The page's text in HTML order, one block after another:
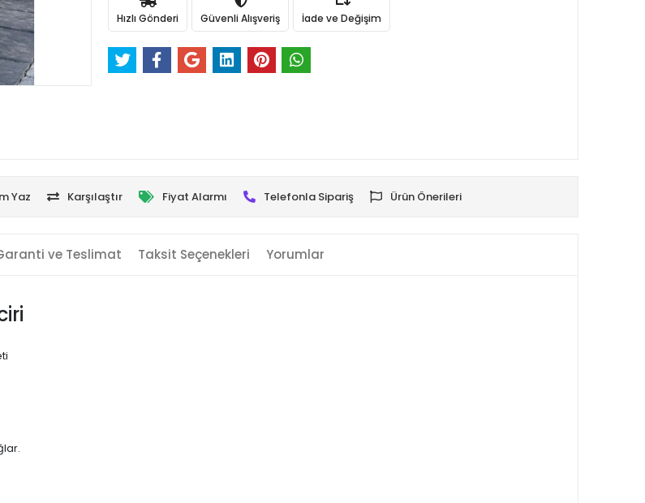
Hızlı Gönderi Güvenli Alışveriş İade ve Değişim
Yaz Karşılaştır Fiyat Alarmı Telefonla Sipariş Ürün Önerileri
ve Teslimat Taksit Seçenekleri Yorumlar